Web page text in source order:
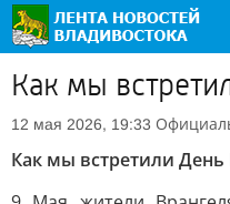
Как мы
12 мая 2026, 19:33
Как мы встретили